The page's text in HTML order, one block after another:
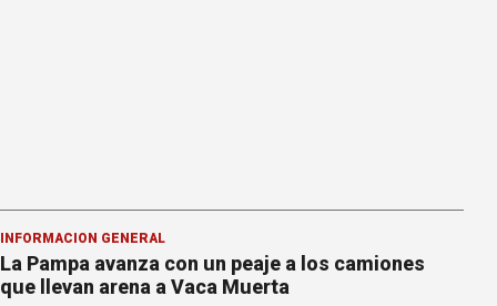
INFORMACION GENERAL
La Pampa avanza con un peaje a los camiones
que llevan arena a Vaca Muerta